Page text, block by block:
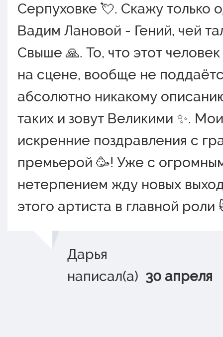
Серпуховке 💘. Скажу только
Вадим Лановой - Гений, чей
Свыше 🙏. То, что этот
на сцене, вообще не
абсолютно никакому
таких и зовут Великими ✨.
искренние поздравления с
премьерой 🥳! Уже с
нетерпением жду новых
этого артиста в главной роли
Дарья
написал(а) 30 апреля